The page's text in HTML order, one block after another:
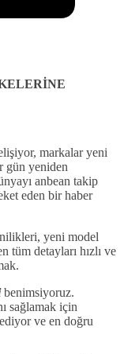
markalar yeni
gün yeniden
anbean takip
eden bir haber
yeni model
tüm detayları hızlı ve
benimsiyoruz.
sağlamak için
ve en doğru